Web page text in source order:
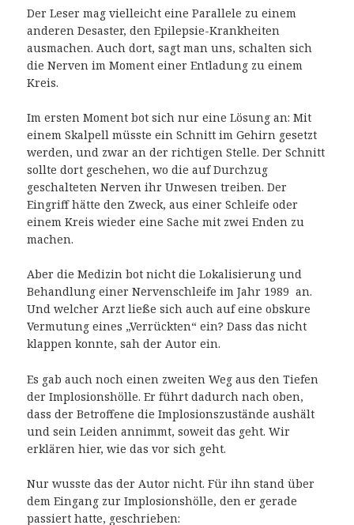
Der Leser mag vielleicht eine Parallele zu einem
anderen Desaster, den Epilepsie-Krankheiten
ausmachen. Auch dort, sagt man uns, schalten sich
die Nerven im Moment einer Entladung zu einem
Kreis.
Im ersten Moment bot sich nur eine Lösung an: Mit
einem Skalpell müsste ein Schnitt im Gehirn gesetzt
werden, und zwar an der richtigen Stelle. Der Schnitt
sollte dort geschehen, wo die auf Durchzug
geschalteten Nerven ihr Unwesen treiben. Der
Eingriff hätte den Zweck, aus einer Schleife oder
einem Kreis wieder eine Sache mit zwei Enden zu
machen.
Aber die Medizin bot nicht die Lokalisierung und
Behandlung einer Nervenschleife im Jahr 1989 an.
Und welcher Arzt ließe sich auch auf eine obskure
Vermutung eines „Verrückten“ ein? Dass das nicht
klappen konnte, sah der Autor ein.
Es gab auch noch einen zweiten Weg aus den Tiefen
der Implosionshölle. Er führt dadurch nach oben,
dass der Betroffene die Implosionszustände aushält
und sein Leiden annimmt, soweit das geht. Wir
erklären hier, wie das vor sich geht.
Nur wusste das der Autor nicht. Für ihn stand über
dem Eingang zur Implosionshölle, den er gerade
passiert hatte, geschrieben: